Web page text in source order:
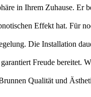
in Ihrem Zuhause. Er
Effekt hat. Für
Die Installation
Freude bereitet.
Qualität und